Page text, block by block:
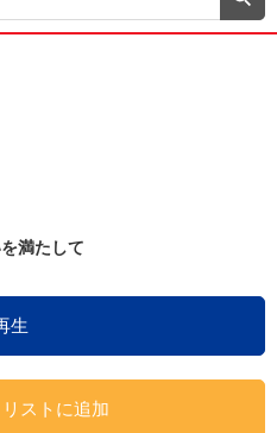
ンキングなど
報をチェック！
満たして
生
ストに追加